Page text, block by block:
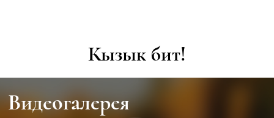
Кызык бит!
Видеогалерея